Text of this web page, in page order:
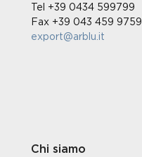
Tel +39 0434 599799
Fax +39 043 459 9759
export@arblu.it
Chi siamo